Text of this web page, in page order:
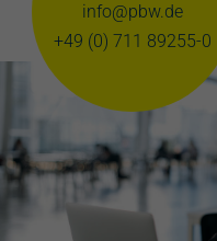
info@pbw.de
+49 (0) 711 89255-0